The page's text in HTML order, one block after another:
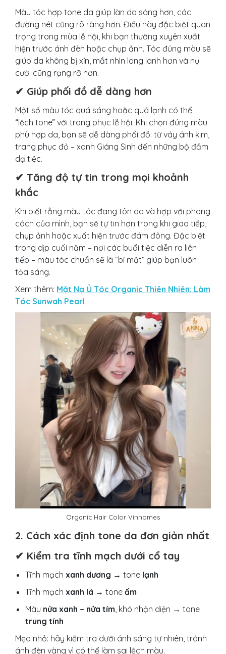
Màu tóc hợp tone da giúp làn da sáng hơn, các
đường nét cũng rõ ràng hơn. Điều này đặc biệt quan
trọng trong mùa lễ hội, khi bạn thường xuyên xuất
hiện trước ánh đèn hoặc chụp ảnh. Tóc đúng màu sẽ
giúp da không bị xỉn, mắt nhìn long lanh hơn và nụ
cười cũng rạng rỡ hơn.
✔ Giúp phối đồ dễ dàng hơn
Một số màu tóc quá sáng hoặc quá lạnh có thể
“lệch tone” với trang phục lễ hội. Khi chọn đúng màu
phù hợp da, bạn sẽ dễ dàng phối đồ: từ váy ánh kim,
trang phục đỏ – xanh Giáng Sinh đến những bộ đầm
dạ tiệc.
✔ Tăng độ tự tin trong mọi khoảnh
khắc
Khi biết rằng màu tóc đang tôn da và hợp với phong
cách của mình, bạn sẽ tự tin hơn trong khi giao tiếp,
chụp ảnh hoặc xuất hiện trước đám đông. Đặc biệt
trong dịp cuối năm – nơi các buổi tiệc diễn ra liên
tiếp – màu tóc chuẩn sẽ là “bí mật” giúp bạn luôn
tỏa sáng.
Xem thêm: Mặt Nạ Ủ Tóc Organic Thiên Nhiên: Làm
Tóc Sunwah Pearl
Organic Hair Color Vinhomes
2. Cách xác định tone da đơn giản nhất
✔ Kiểm tra tĩnh mạch dưới cổ tay
Tĩnh mạch xanh dương → tone lạnh
Tĩnh mạch xanh lá → tone ấm
Màu nửa xanh – nửa tím, khó nhận diện → tone
trung tính
Mẹo nhỏ: hãy kiểm tra dưới ánh sáng tự nhiên, tránh
ánh đèn vàng vì có thể làm sai lệch màu.